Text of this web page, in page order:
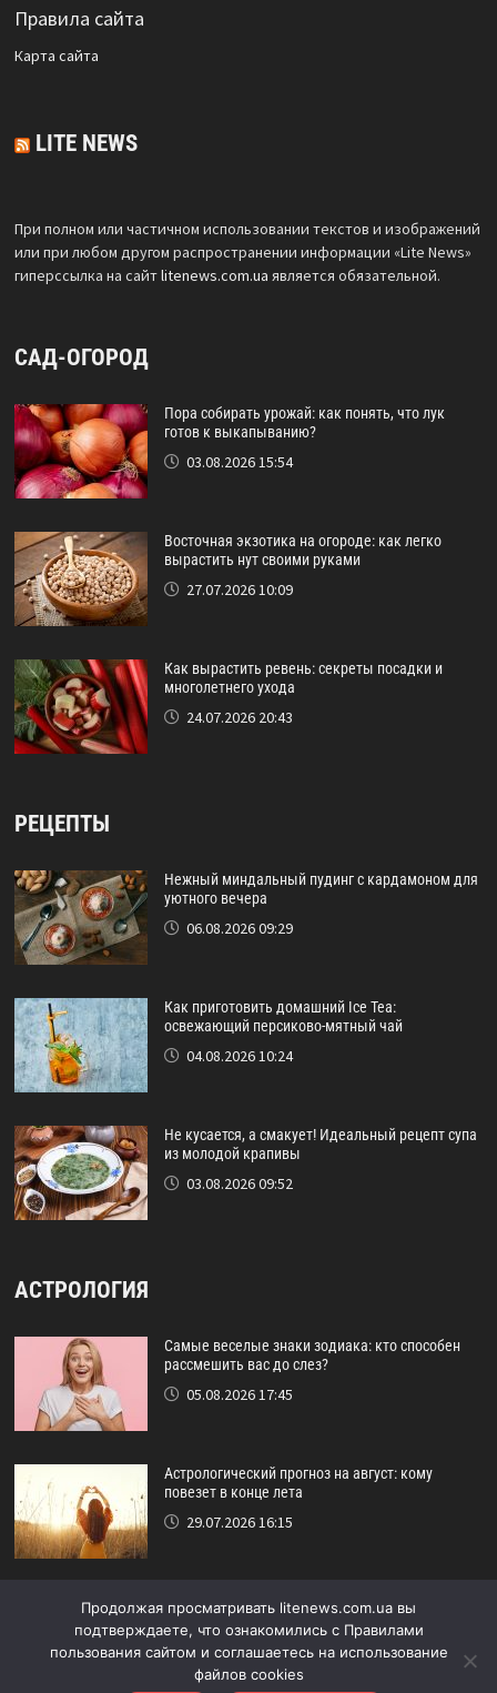
Правила сайта
Карта сайта
LITE NEWS
При полном или частичном использовании текстов и изображений
или при любом другом распространении информации «Lite News»
гиперссылка на сайтlitenews.com.ua является обязательной.
САД-ОГОРОД
Пора собирать урожай: как понять, что лук
готов к выкапыванию?
03.08.2026 15:54
Восточная экзотика на огороде: как легко
вырастить нут своими руками
27.07.2026 10:09
Как вырастить ревень: секреты посадки и
многолетнего ухода
24.07.2026 20:43
РЕЦЕПТЫ
Нежный миндальный пудинг с кардамоном для
уютного вечера
06.08.2026 09:29
Как приготовить домашний Ice Tea:
освежающий персиково-мятный чай
04.08.2026 10:24
Не кусается, а смакует! Идеальный рецепт супа
из молодой крапивы
03.08.2026 09:52
АСТРОЛОГИЯ
Самые веселые знаки зодиака: кто способен
рассмешить вас до слез?
05.08.2026 17:45
Астрологический прогноз на август: кому
повезет в конце лета
29.07.2026 16:15
Идеальный друг по знаку зодиака: кто никогда
не подведёт?
24.07.2026 17:48
Продолжая просматривать litenews.com.ua вы
подтверждаете, что ознакомились с Правилами
пользования сайтом и соглашаетесь на использование
файлов cookies